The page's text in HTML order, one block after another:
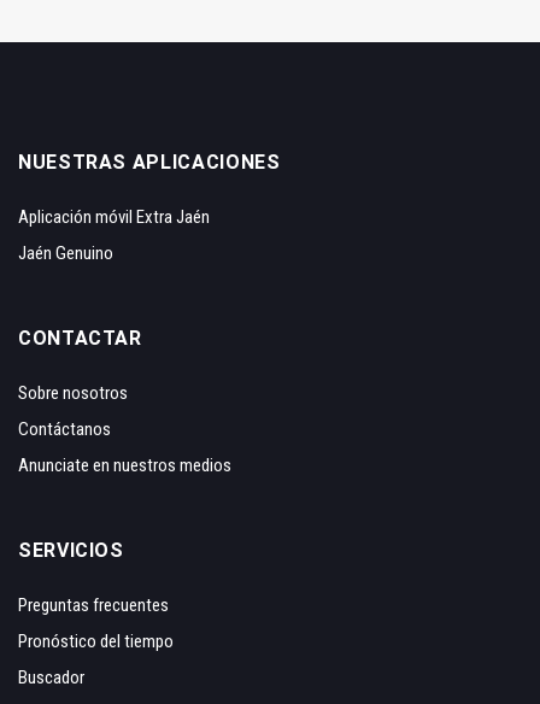
NUESTRAS APLICACIONES
Aplicación móvil Extra Jaén
Jaén Genuino
CONTACTAR
Sobre nosotros
Contáctanos
Anunciate en nuestros medios
SERVICIOS
Preguntas frecuentes
Pronóstico del tiempo
Buscador